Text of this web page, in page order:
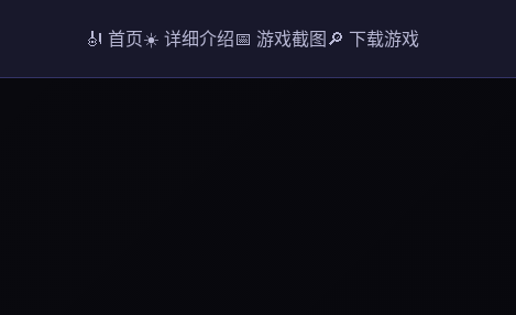
🎻 首页☀️ 详细介绍📅 游戏截图🔎 下载游戏